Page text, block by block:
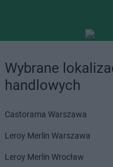
Wybrane
handlowych
Castorama Warszawa
Leroy Merlin Warszawa
Leroy Merlin Wrocław